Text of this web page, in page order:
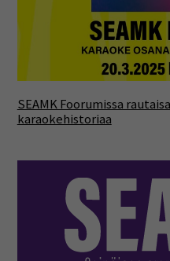
SEAMK Foorumissa
karaokehistoriaa